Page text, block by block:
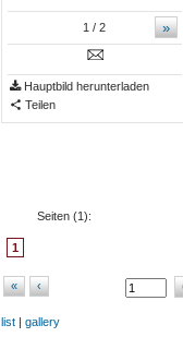
»
1 / 2
Hauptbild herunterladen
Teilen
Seiten (1):
1
« ‹
list | gallery